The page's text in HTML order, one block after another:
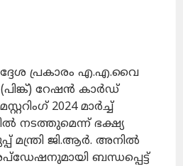
പ്രകാരം എ.എ.വൈ
റേഷൻ കാർഡ്
2024 മാർച്ച്
നടത്തുമെന്ന് ഭക്ഷ്യ
ജി.ആർ. അനിൽ
ബന്ധപ്പെട്ട്